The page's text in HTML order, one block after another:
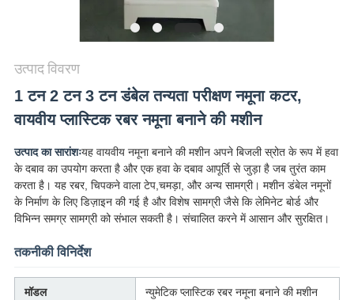
SITEMAP
PRIVACY
POLICY
उत्पाद विवरण
1 टन 2 टन 3 टन डंबेल तन्यता परीक्षण नमूना कटर,
वायवीय प्लास्टिक रबर नमूना बनाने की मशीन
उत्पाद का सारांशःयह वायवीय नमूना बनाने की मशीन अपने बिजली स्रोत के रूप में हवा
के दबाव का उपयोग करता है और एक हवा के दबाव आपूर्ति से जुड़ा है जब तुरंत काम
करता है। यह रबर, चिपकने वाला टेप,चमड़ा, और अन्य सामग्री। मशीन डंबेल नमूनों
के निर्माण के लिए डिज़ाइन की गई है और विशेष सामग्री जैसे कि लेमिनेट बोर्ड और
विभिन्न समग्र सामग्री को संभाल सकती है। संचालित करने में आसान और सुरक्षित।
तकनीकी विनिर्देश
मॉडल न्युमेटिक प्लास्टिक रबर नमूना बनाने की मशीन